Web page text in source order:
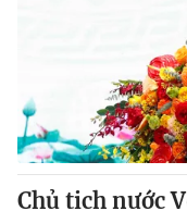
Chủ tịch nước